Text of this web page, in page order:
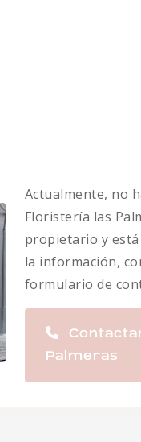
Actualmente, no
Floristería las
propietario y
la información,
formulario de
Palmeras